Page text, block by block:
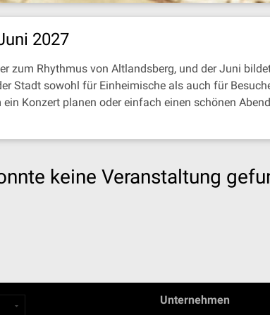
2027
zum Rhythmus von Altlandsberg, und der Juni
Stadt sowohl für Einheimische als auch für
ein Konzert planen oder einfach einen schönen
keine Veranstaltung
Unternehmen